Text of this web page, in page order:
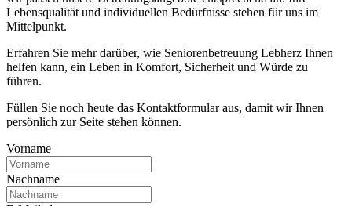
Lebensqualität und individuellen Bedürfnisse stehen für uns im
Mittelpunkt.
Erfahren Sie mehr darüber, wie Seniorenbetreuung Lebherz Ihnen
helfen kann, ein Leben in Komfort, Sicherheit und Würde zu
führen.
Füllen Sie noch heute das Kontaktformular aus, damit wir Ihnen
persönlich zur Seite stehen können.
Vorname
Nachname